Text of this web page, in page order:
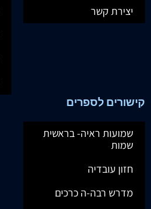
יצירת קשר
קישורים לספרים
שמועות ראיה- בראשית
שמות
חזון עובדיה
מדרש רבה-ה כרכים